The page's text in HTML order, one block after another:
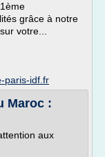
grâce à notre
votre...
paris-idf.fr
Maroc :
aux